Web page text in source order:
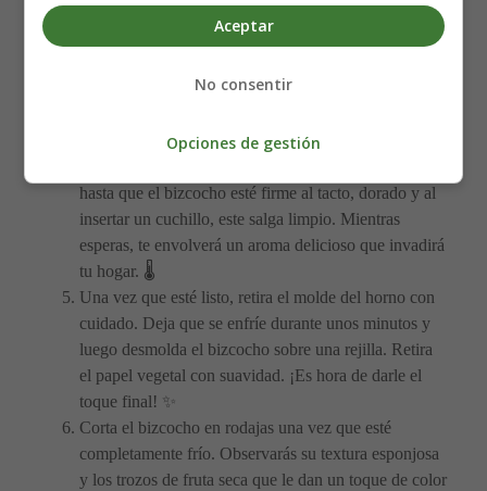
toque especial a tu bizcocho! 😉
Prepara un molde rectangular engrasado y forrado
asegurándote de distribuirla de manera uniforme. 📏
Weetabix en el horno. Precalienta a 130°C y hornea
hasta que el bizcocho esté firme al tacto, dorado y al
insertar un cuchillo, este salga limpio. Mientras
esperas, te envolverá un aroma delicioso que invadirá
tu hogar. 🌡️
Una vez que esté listo, retira el molde del horno con
cuidado. Deja que se enfríe durante unos minutos y
luego desmolda el bizcocho sobre una rejilla. Retira
el papel vegetal con suavidad. ¡Es hora de darle el
toque final! ✨
Corta el bizcocho en rodajas una vez que esté
completamente frío. Observarás su textura esponjosa
y los trozos de fruta seca que le dan un toque de color
Aceptar
No consentir
Opciones de gestión